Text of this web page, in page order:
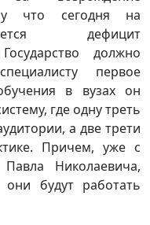
что сегодня на
дефицит
должно
первое
в вузах он
где одну треть
а две трети
Причем, уже с
Николаевича,
будут работать